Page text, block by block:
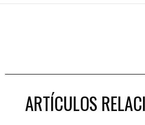
ARTÍCULOS